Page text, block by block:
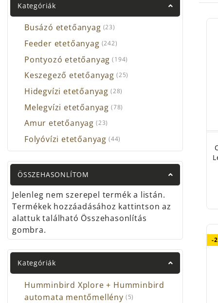
Kategóriák
Busázó etetőanyag (23)
Feeder etetőanyag (242)
Pontyozó etetőanyag (194)
Keszegező etetőanyag (25)
Hidegvízi etetőanyag (28)
Melegvízi etetőanyag (78)
Amur etetőanyag (23)
Folyóvízi etetőanyag (44)
ÖSSZEHASONLÍTOM
Jelenleg nem szerepel termék a listán.
Termékek hozzáadásához kattintson az
alattuk található Összehasonlítás
gombra.
Kategóriák
Humminbird Xplore + Humminbird
automata mentőmellény (5)
A
-